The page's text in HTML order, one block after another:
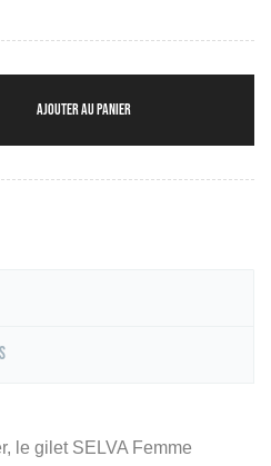
AJOUTER AU PANIER
le gilet SELVA Femme